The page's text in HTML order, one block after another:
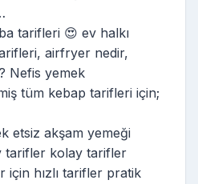
tarifleri 😍 ev halkı
airfryer nedir,
Nefis yemek
tüm kebap tarifleri için;
etsiz akşam yemeği
tarifler kolay tarifler
hızlı tarifler pratik